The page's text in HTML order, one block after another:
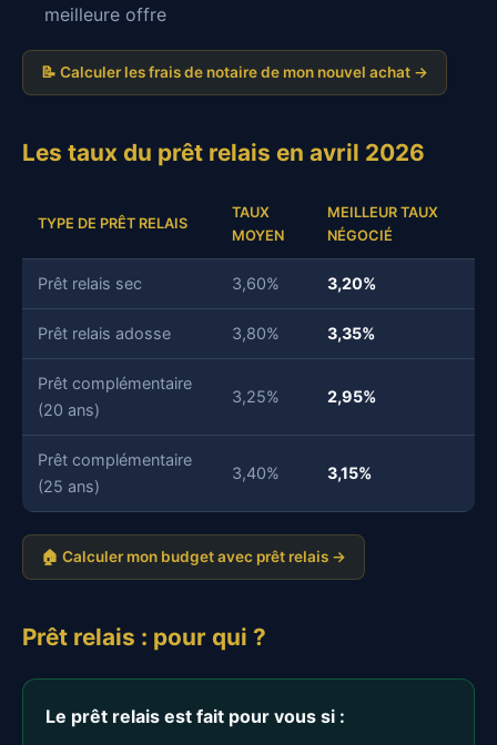
meilleure offre
📝 Calculer les frais de notaire de mon nouvel achat →
Les taux du prêt relais en avril 2026
TYPE DE PRÊT RELAIS
TAUX
MOYEN
MEILLEUR TAUX
NÉGOCIÉ
Prêt relais sec 3,60% 3,20%
Prêt relais adosse 3,80% 3,35%
Prêt complémentaire
(20 ans)
3,25% 2,95%
Prêt complémentaire
(25 ans)
3,40% 3,15%
🏠 Calculer mon budget avec prêt relais →
Prêt relais : pour qui ?
Le prêt relais est fait pour vous si :